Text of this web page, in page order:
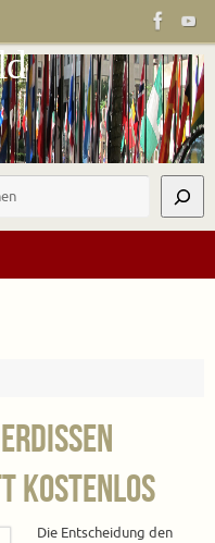
kostenlos
Die Entscheidung den